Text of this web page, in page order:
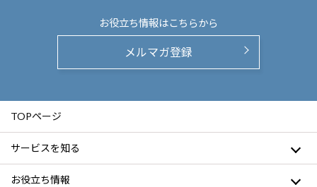
お役立ち情報はこちらから
メルマガ登録
TOPページ
サービスを知る
お役立ち情報